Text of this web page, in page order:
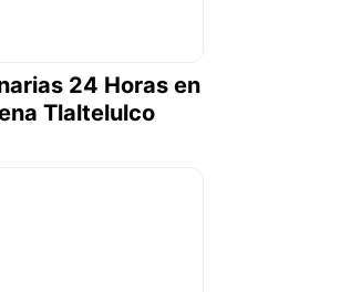
24 Horas en
Tlaltelulco